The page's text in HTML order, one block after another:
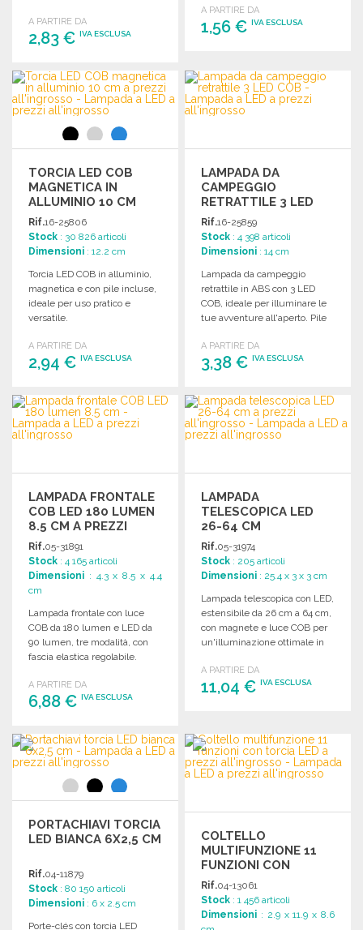
A PARTIRE DA
2,83 € IVA ESCLUSA
ORDINARE
Richiedi un preventivo
A PARTIRE DA
1,56 €IVA ESCLUSA
Richiedi un preventivo
TORCIA LED COB
MAGNETICA IN
ALLUMINIO 10 CM
Rif.16-25806
Stock : 30 826 articoli
Dimensioni : 12.2 cm
Torcia LED COB in alluminio,
magnetica e con pile incluse,
ideale per uso pratico e
versatile.
A PARTIRE DA
2,94 € IVA ESCLUSA
ORDINARE
Richiedi un preventivo
LAMPADA DA
CAMPEGGIO
RETRATTILE 3 LED
COB
Rif.16-25859
Stock : 4 398 articoli
Dimensioni : 14 cm
Lampada da campeggio
retrattile in ABS con 3 LED
COB, ideale per illuminare le
tue avventure all'aperto. Pile
A PARTIRE DA
3,38 €IVA ESCLUSA
ORDINARE
Richiedi un preventivo
LAMPADA FRONTALE
COB LED 180 LUMEN
8.5 CM A PREZZI
ALL'INGROSSO
Rif.05-31891
Stock : 4 165 articoli
Dimensioni : 4.3 x 8.5 x 4.4
cm
Lampada frontale con luce
COB da 180 lumen e LED da
90 lumen, tre modalità, con
fascia elastica regolabile.
A PARTIRE DA
6,88 € IVA ESCLUSA
ORDINARE
Richiedi un preventivo
LAMPADA
TELESCOPICA LED
26-64 CM
Rif.05-31974
Stock : 205 articoli
Dimensioni : 25.4 x 3 x 3 cm
Lampada telescopica con LED,
estensibile da 26 cm a 64 cm,
con magnete e luce COB per
un'illuminazione ottimale in
A PARTIRE DA
11,04 €IVA ESCLUSA
Richiedi un preventivo
PORTACHIAVI TORCIA
LED BIANCA 6X2,5 CM
Rif.04-11879
Stock : 80 150 articoli
Dimensioni : 6 x 2.5 cm
Porte-clés con torcia LED
COLTELLO
MULTIFUNZIONE 11
FUNZIONI CON
TORCIA LED
Rif.04-13061
Stock : 1 456 articoli
Dimensioni : 2.9 x 11.9 x 8.6